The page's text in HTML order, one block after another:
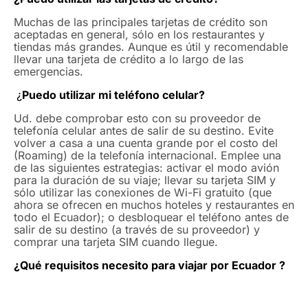
Muchas de las principales tarjetas de crédito son
aceptadas en general, sólo en los restaurantes y
tiendas más grandes. Aunque es útil y recomendable
llevar una tarjeta de crédito a lo largo de las
emergencias.
¿Puedo utilizar mi teléfono celular?
Ud. debe comprobar esto con su proveedor de
telefonía celular antes de salir de su destino. Evite
volver a casa a una cuenta grande por el costo del
(Roaming) de la telefonía internacional. Emplee una
de las siguientes estrategias: activar el modo avión
para la duración de su viaje; llevar su tarjeta SIM y
sólo utilizar las conexiones de Wi-Fi gratuito (que
ahora se ofrecen en muchos hoteles y restaurantes en
todo el Ecuador); o desbloquear el teléfono antes de
salir de su destino (a través de su proveedor) y
comprar una tarjeta SIM cuando llegue.
¿Qué requisitos necesito para viajar por Ecuador ?
Planifica tus próximas
vacaciones
Nombres y Apellidos*
Nombre Apellidos
Correo Electrónico*
No compartimos el correo, ni enviamos correos spam.